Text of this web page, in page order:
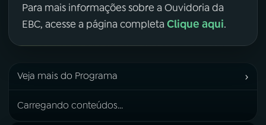
Para mais informações sobre a Ouvidoria da
EBC, acesse a página completa Clique aqui.
Veja mais do Programa ›
Carregando conteúdos...